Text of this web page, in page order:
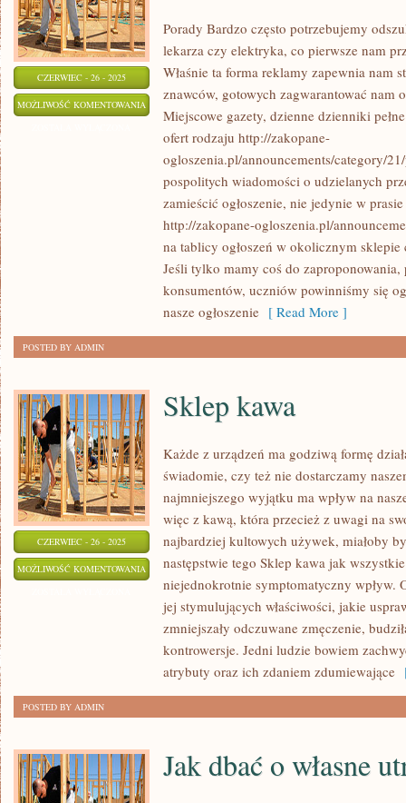
CZERWIEC - 26 - 2025
MOŻLIWOŚĆ KOMENTOWANIA
INTERNECIE
OGŁOSZENIOWYCH
Porady Bardzo często potrzebujemy
lekarza czy elektryka, co pierwsze nam
Właśnie ta forma reklamy zapewnia nam
znawców, gotowych zagwarantować nam
Miejscowe gazety, dzienne dzienniki
ofert rodzaju http://zakopane-
ogloszenia.pl/announcements/category/
pospolitych wiadomości o udzielanych
zamieścić ogłoszenie, nie jedynie w
http://zakopane-ogloszenia.pl/
na tablicy ogłoszeń w okolicznym
Jeśli tylko mamy coś do
konsumentów, uczniów powinniśmy się
nasze ogłoszenie [ Read More ]
POSTED BY ADMIN
CZERWIEC - 26 - 2025
MOŻLIWOŚĆ KOMENTOWANIA SKLEP
KAWA
Sklep kawa
Każde z urządzeń ma godziwą formę
świadomie, czy też nie dostarczamy
najmniejszego wyjątku ma wpływ na
więc z kawą, która przecież z uwagi na
najbardziej kultowych używek, miałoby
następstwie tego Sklep kawa jak
niejednokrotnie symptomatyczny
jej stymulujących właściwości, jakie
zmniejszały odczuwane zmęczenie,
kontrowersje. Jedni ludzie bowiem
atrybuty oraz ich zdaniem zdumiewające
POSTED BY ADMIN
Jak dbać o własne